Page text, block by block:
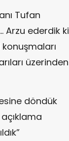
Tufan
Arzu ederdik ki
konuşmaları
üzerinden
döndük